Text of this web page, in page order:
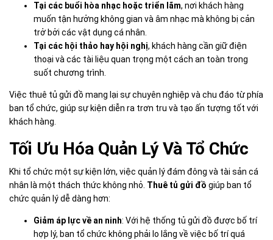
Tại các buổi hòa nhạc hoặc triển lãm, nơi khách hàng
muốn tận hưởng không gian và âm nhạc mà không bị cản
trở bởi các vật dụng cá nhân.
Tại các hội thảo hay hội nghị, khách hàng cần giữ điện
thoại và các tài liệu quan trọng một cách an toàn trong
suốt chương trình.
Việc thuê tủ gửi đồ mang lại sự chuyên nghiệp và chu đáo từ phía
ban tổ chức, giúp sự kiện diễn ra trơn tru và tạo ấn tượng tốt với
khách hàng.
Tối Ưu Hóa Quản Lý Và Tổ Chức
Khi tổ chức một sự kiện lớn, việc quản lý đám đông và tài sản cá
nhân là một thách thức không nhỏ. Thuê tủ gửi đồ giúp ban tổ
chức quản lý dễ dàng hơn:
Giảm áp lực về an ninh: Với hệ thống tủ gửi đồ được bố trí
hợp lý, ban tổ chức không phải lo lắng về việc bố trí quá